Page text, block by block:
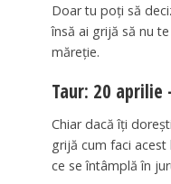
Doar tu poți să
însă ai grijă să nu
măreție.
Taur: 20 aprilie
Chiar dacă îți
grijă cum faci
ce se întâmplă în